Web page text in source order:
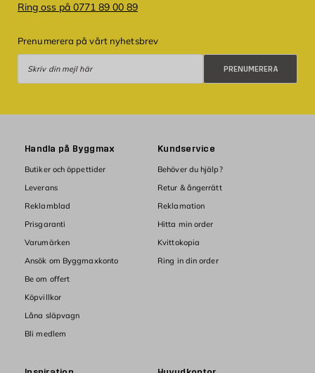
Ring oss på 0771 89 00 89
Prenumerera på vårt nyhetsbrev
PRENUMERERA
Handla på Byggmax
Butiker och öppettider
Leverans
Reklamblad
Prisgaranti
Varumärken
Ansök om Byggmaxkonto
Be om offert
Köpvillkor
Låna släpvagn
Bli medlem
Kundservice
Behöver du hjälp?
Retur & ångerrätt
Reklamation
Hitta min order
Kvittokopia
Ring in din order